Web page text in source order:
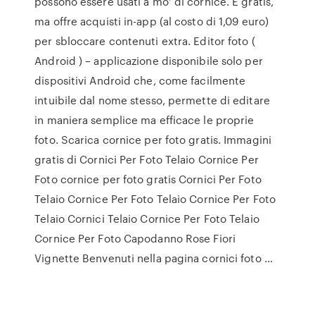
ma offre acquisti in-app (al costo di 1,09 euro)
per sbloccare contenuti extra. Editor foto (
Android ) – applicazione disponibile solo per
dispositivi Android che, come facilmente
intuibile dal nome stesso, permette di editare
in maniera semplice ma efficace le proprie
foto. Scarica cornice per foto gratis. Immagini
gratis di Cornici Per Foto Telaio Cornice Per
Foto cornice per foto gratis Cornici Per Foto
Telaio Cornice Per Foto Telaio Cornice Per Foto
Telaio Cornici Telaio Cornice Per Foto Telaio
Cornice Per Foto Capodanno Rose Fiori
Vignette Benvenuti nella pagina cornici foto …